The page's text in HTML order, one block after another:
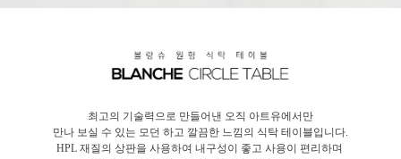
최고의 기술력으로 만들어낸 오직 아트유에서만
만나 보실 수 있는 모던 하고 깔끔한 느낌의 식탁 테이블입니다.
HPL 재질의 상판을 사용하여 내구성이 좋고 사용이 편리하며